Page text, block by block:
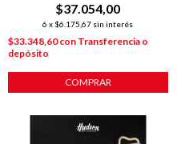
$37.054,00
6 x $6.175,67 sin interés
$33.348,60con Transferencia o
depósito
COMPRAR